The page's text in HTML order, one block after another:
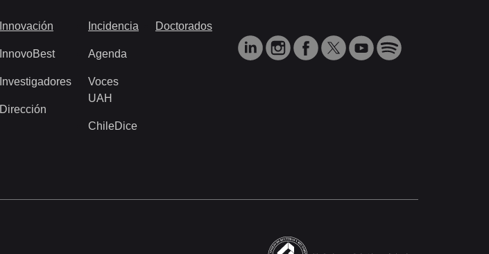
Innovación
InnovoBest
Investigadores
Dirección
Incidencia
Agenda
Voces
UAH
ChileDice
Doctorados